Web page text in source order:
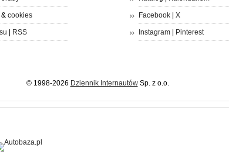
cookies
RSS
Facebook| X
Instagram| Pinterest
© 1998-2026 Dziennik InternautówSp. z o.o.